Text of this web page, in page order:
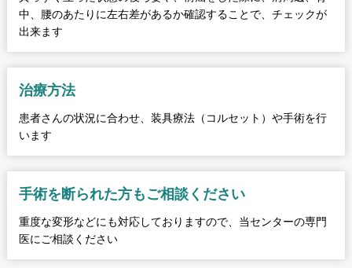
中、腰のあたりに左右差があるか確認することで、チェックが
出来ます
治療方法
患者さんの状況に合わせ、装具療法（コルセット）や手術を行
います
手術を断られた方も ご相談ください
重度な変形などにも対応しておりますので、当センターの専門
医にご相談ください